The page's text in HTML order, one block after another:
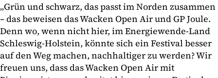
„Grün und schwarz, das passt im Norden zusammen
– das beweisen das Wacken Open Air und GP Joule.
Denn wo, wenn nicht hier, im Energiewende-Land
Schleswig-Holstein, könnte sich ein Festival besser
auf den Weg machen, nachhaltiger zu werden? Wir
freuen uns, dass das Wacken Open Air mit